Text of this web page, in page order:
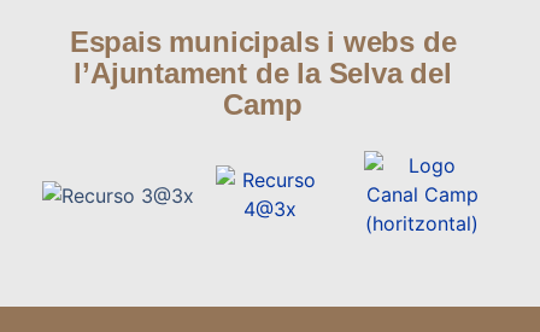
Espais municipals i webs de
l’Ajuntament de la Selva del
Camp